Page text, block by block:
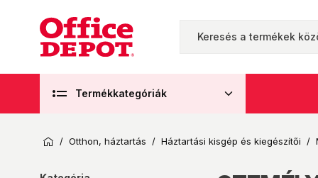
Termékkategóriák
/ Otthon, háztartás / Háztartási kisgép és kiegészítői /